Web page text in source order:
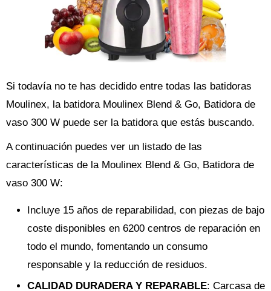
Si todavía no te has decidido entre todas las batidoras
Moulinex, la batidora Moulinex Blend & Go, Batidora de
vaso 300 W puede ser la batidora que estás buscando.
A continuación puedes ver un listado de las
características de la Moulinex Blend & Go, Batidora de
vaso 300 W:
Incluye 15 años de reparabilidad, con piezas de bajo
coste disponibles en 6200 centros de reparación en
todo el mundo, fomentando un consumo
responsable y la reducción de residuos.
CALIDAD DURADERA Y REPARABLE: Carcasa de